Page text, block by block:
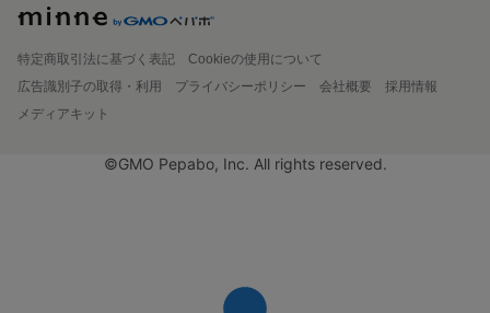
特定商取引法に基づく表記
Cookieの使用について
広告識別子の取得・利用
プライバシーポリシー 会社概要
採用情報
メディアキット
©GMO Pepabo, Inc. All rights reserved.